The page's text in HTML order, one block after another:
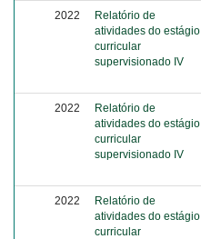
2022
Relatório de
atividades do estágio
curricular
supervisionado IV
2022
Relatório de
atividades do estágio
curricular
supervisionado IV
2022
Relatório de
atividades do estágio
curricular